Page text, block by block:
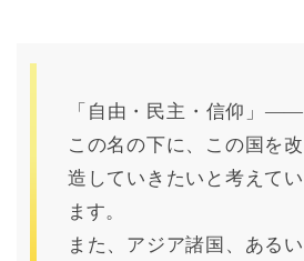
「自由・民主・信仰」――
この名の下に、この国を改
造していきたいと考えてい
ます。
また、アジア諸国、あるい